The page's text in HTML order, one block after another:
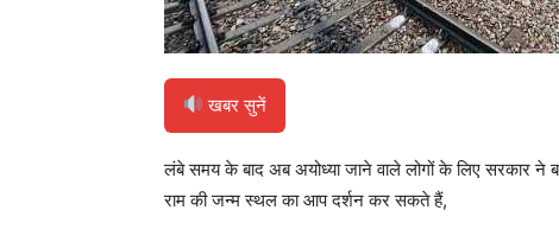
खबर सुनें
लंबे समय के बाद अब अयोध्या जाने वाले लोगों के लिए सरकार
राम की जन्म स्थल का आप दर्शन कर सकते हैं,